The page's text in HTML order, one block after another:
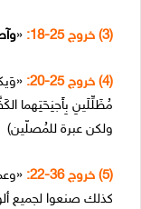
(3) خروج 25-18: «
(4) خروج 25-20:
مُظَلِّلَينِ بِأَجنِحَتِهما
ولكن عبرة للمُصلّين)
(5) خروج 36-22:
كذلك صنعوا لجميع